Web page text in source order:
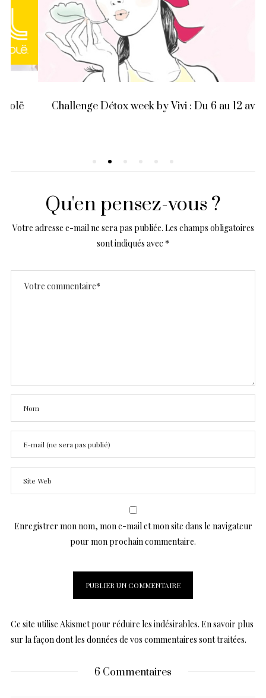
Challenge Détox week by Vivi : Du 6 au 12 avril !
Qu'en pensez-vous ?
Votre adresse e-mail ne sera pas publiée. Les champs obligatoires
sont indiqués avec *
Enregistrer mon nom, mon e-mail et mon site dans le navigateur
pour mon prochain commentaire.
Ce site utilise Akismet pour réduire les indésirables. En savoir plus
sur la façon dont les données de vos commentaires sont traitées.
6 Commentaires